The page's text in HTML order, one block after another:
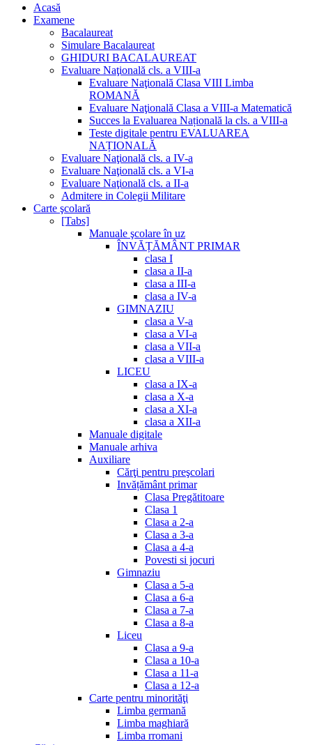
Acasă
Examene
Bacalaureat
Simulare Bacalaureat
GHIDURI BACALAUREAT
Evaluare Naţională cls. a VIII-a
Evaluare Naţională Clasa VIII Limba
ROMANĂ
Evaluare Naţională Clasa a VIII-a Matematică
Succes la Evaluarea Națională la cls. a VIII-a
Teste digitale pentru EVALUAREA
NAȚIONALĂ
Evaluare Naţională cls. a IV-a
Evaluare Naţională cls. a VI-a
Evaluare Naţională cls. a II-a
Admitere in Colegii Militare
Carte şcolară
[Tabs]
Manuale şcolare în uz
ÎNVĂȚĂMÂNT PRIMAR
clasa I
clasa a II-a
clasa a III-a
clasa a IV-a
GIMNAZIU
clasa a V-a
clasa a VI-a
clasa a VII-a
clasa a VIII-a
LICEU
clasa a IX-a
clasa a X-a
clasa a XI-a
clasa a XII-a
Manuale digitale
Manuale arhiva
Auxiliare
Cărţi pentru preşcolari
Invățământ primar
Clasa Pregătitoare
Clasa 1
Clasa a 2-a
Clasa a 3-a
Clasa a 4-a
Povesti si jocuri
Gimnaziu
Clasa a 5-a
Clasa a 6-a
Clasa a 7-a
Clasa a 8-a
Liceu
Clasa a 9-a
Clasa a 10-a
Clasa a 11-a
Clasa a 12-a
Carte pentru minorităţi
Limba germană
Limba maghiară
Limba rromani